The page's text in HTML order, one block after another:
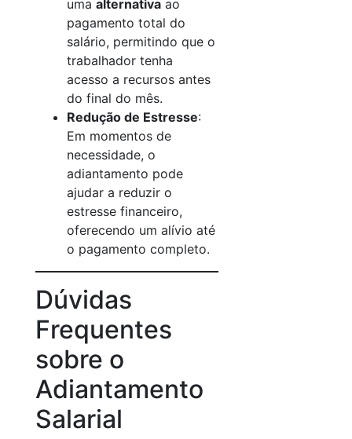
uma alternativa ao
pagamento total do
salário, permitindo que o
trabalhador tenha
acesso a recursos antes
do final do mês.
Redução de Estresse:
Em momentos de
necessidade, o
adiantamento pode
ajudar a reduzir o
estresse financeiro,
oferecendo um alívio até
o pagamento completo.
Dúvidas
Frequentes
sobre o
Adiantamento
Salarial